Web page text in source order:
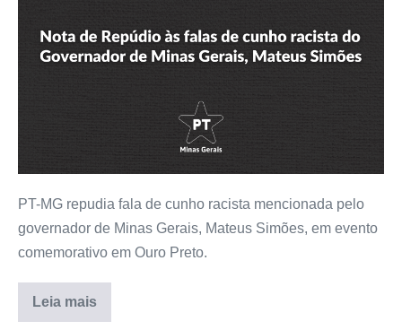
PT-MG repudia fala de cunho racista mencionada pelo
governador de Minas Gerais, Mateus Simões, em evento
comemorativo em Ouro Preto.
Leia mais